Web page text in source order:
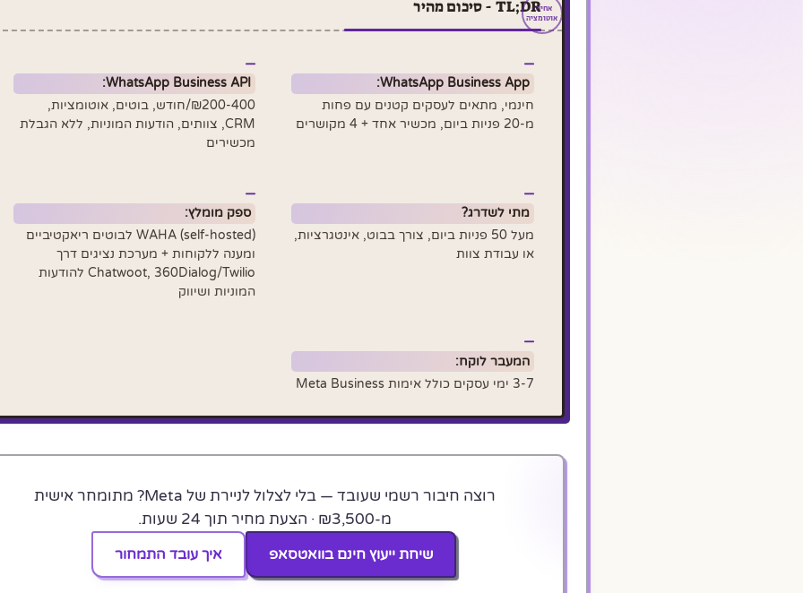
TL;DR - סיכום מהיר
WhatsApp Business App:
חינמי, מתאים לעסקים קטנים עם פחות
מ-20 פניות ביום, מכשיר אחד + 4 מקושרים
WhatsApp Business API:
₪200-400/חודש, בוטים, אוטומציות,
CRM, צוותים, הודעות המוניות, ללא הגבלת
מכשירים
מתי לשדרג?
מעל 50 פניות ביום, צורך בבוט, אינטגרציות,
או עבודת צוות
ספק מומלץ:
WAHA (self-hosted) לבוטים ריאקטיביים
ומענה ללקוחות + מערכת נציגים דרך
Chatwoot, 360Dialog/Twilio להודעות
המוניות ושיווק
המעבר לוקח:
3-7 ימי עסקים כולל אימות Meta Business
רוצה חיבור רשמי שעובד — בלי לצלול לניירת של Meta? מתומחר אישית
מ-₪3,500 · הצעת מחיר תוך 24 שעות.
שיחת ייעוץ חינם בוואטסאפ
איך עובד התמחור